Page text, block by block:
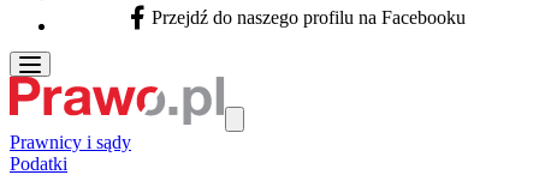
Facebook - otwiera się w nowej karcie
Przejdź do naszego profilu na Facebooku
Prawnicy i sądy
Podatki